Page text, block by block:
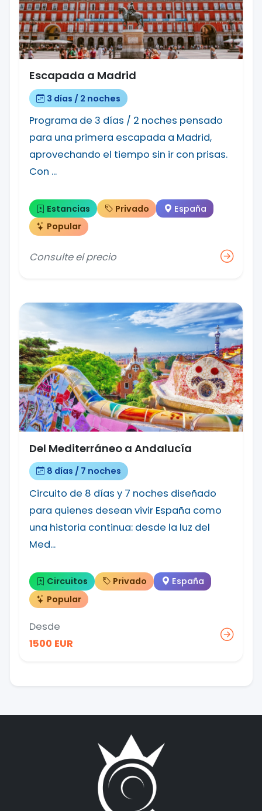
Escapada a Madrid
3 días / 2 noches
Programa de 3 días / 2 noches pensado
para una primera escapada a Madrid,
aprovechando el tiempo sin ir con prisas.
Con ...
Estancias Privado
España
Popular
Consulte el precio
Del Mediterráneo a Andalucía
8 días / 7 noches
Circuito de 8 días y 7 noches diseñado
para quienes desean vivir España como
una historia continua: desde la luz del
Med...
Circuitos Privado
España
Popular
Desde
1500 EUR